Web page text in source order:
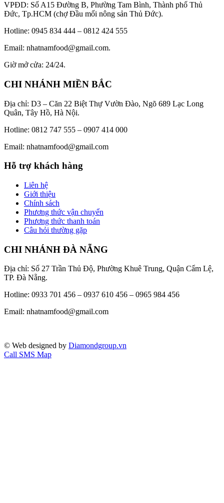
VPĐD: Số A15 Đường B, Phường Tam Bình, Thành phố Thủ
Đức, Tp.HCM (chợ Đầu mối nông sản Thủ Đức).
Hotline: 0945 834 444 – 0812 424 555
Email: nhatnamfood@gmail.com.
Giờ mở cửa: 24/24.
CHI NHÁNH MIỀN BẮC
Địa chỉ: D3 – Căn 22 Biệt Thự Vườn Đào, Ngõ 689 Lạc Long
Quân, Tây Hồ, Hà Nội.
Hotline: 0812 747 555 – 0907 414 000
Email: nhatnamfood@gmail.com
Hỗ trợ khách hàng
Liên hệ
Giới thiệu
Chính sách
Phương thức vận chuyển
Phương thức thanh toán
Câu hỏi thường gặp
CHI NHÁNH ĐÀ NẴNG
Địa chỉ: Số 27 Trần Thủ Độ, Phường Khuê Trung, Quận Cẩm Lệ,
TP. Đà Nẵng.
Hotline: 0933 701 456 – 0937 610 456 – 0965 984 456
Email: nhatnamfood@gmail.com
© Web designed by Diamondgroup.vn
Call SMS Map